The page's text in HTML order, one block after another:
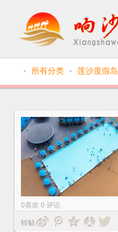
● 所有分类 ● 莲沙度假岛
0喜欢 0 评论
转贴